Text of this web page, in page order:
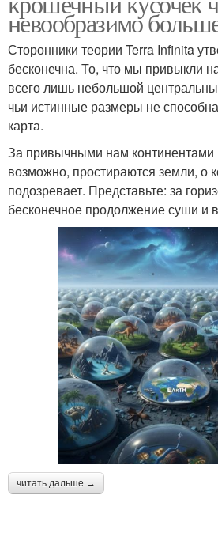
невообразимо
Сторонники теории Terra Infinita
бесконечна. То, что мы привыкли
всего лишь небольшой
чьи истинные размеры не
карта.
За привычными нам континентами
возможно, простираются земли, о
подозревает. Представьте: за
бесконечное продолжение суши и
читать дальше →